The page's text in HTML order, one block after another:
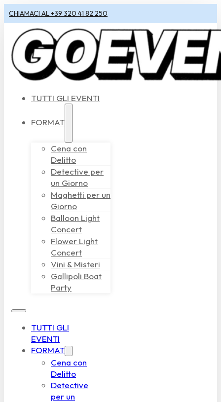
CHIAMACI AL +39 320 41 82 250
TUTTI GLI EVENTI
FORMAT
Cena con
Delitto
Detective per
un Giorno
Maghetti per un
Giorno
Balloon Light
Concert
Flower Light
Concert
Vini & Misteri
Gallipoli Boat
Party
TUTTI GLI
EVENTI
FORMAT
Cena con
Delitto
Detective
per un